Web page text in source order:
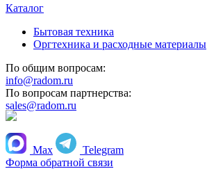
Каталог
Бытовая техника
Оргтехника и расходные материалы
По общим вопросам:
info@radom.ru
По вопросам партнерства:
sales@radom.ru
Max
Telegram
Форма обратной связи